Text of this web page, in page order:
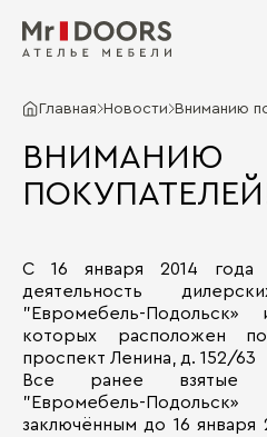
Главная Новости Вниманию
ВНИМАНИЮ
С 16 января 2014 года
деятельность
"Евромебель-
которых расположен
проспект Ленина, д. 152/63
Все ранее взятые
"Евромебель-
заключённым до 16 января